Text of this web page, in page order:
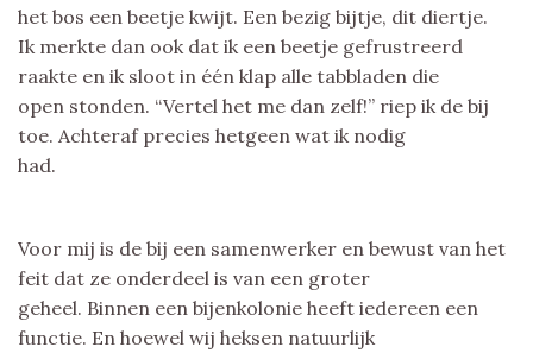
het bos een beetje kwijt. Een bezig bijtje, dit diertje.
Ik merkte dan ook dat ik een beetje gefrustreerd
raakte en ik sloot in één klap alle tabbladen die
open stonden. “Vertel het me dan zelf!” riep ik de bij
toe. Achteraf precies hetgeen wat ik nodig
had.
Voor mij is de bij een samenwerker en bewust van het
feit dat ze onderdeel is van een groter
geheel. Binnen een bijenkolonie heeft iedereen een
functie. En hoewel wij heksen natuurlijk